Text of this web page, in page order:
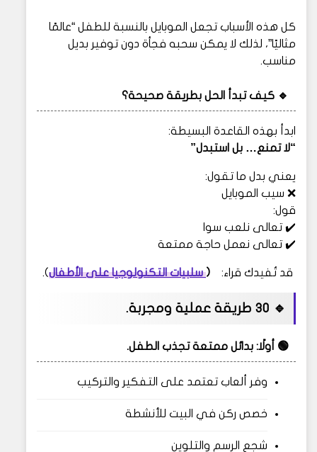
كل هذه الأسباب تجعل الموبايل بالنسبة للطفل “عالمًا
مثاليًا”، لذلك لا يمكن سحبه فجأة دون توفير بديل
مناسب.
🔹 كيف تبدأ الحل بطريقة صحيحة؟
ابدأ بهذه القاعدة البسيطة:
“لا تمنع… بل استبدل”
يعني بدل ما تقول:
❌ سيب الموبايل
قول:
✔️ تعالى نلعب سوا
✔️ تعالى نعمل حاجة ممتعة
قد تُفيدك قراء: (سلبيات التكنولوجيا على الأطفال).
🔹 30 طريقة عملية ومجربة.
🟢 أولًا: بدائل ممتعة تجذب الطفل.
وفر ألعاب تعتمد على التفكير والتركيب
خصص ركن في البيت للأنشطة
شجع الرسم والتلوين